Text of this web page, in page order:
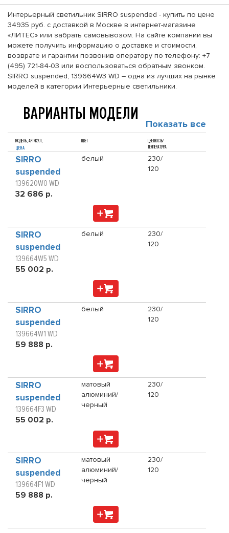
Интерьерный светильник SIRRO suspended - купить по цене
34935 руб. с доставкой в Москве в интернет-магазине
«ЛИТЕС» или забрать самовывозом. На сайте компании вы
можете получить информацию о доставке и стоимости,
возврате и гарантии позвонив оператору по телефону: +7
(495) 721-84-03 или воспользоваться обратным звонком.
SIRRO suspended, 139664W3 WD – одна из лучших на рынке
моделей в категории Интерьерные светильники.
ВАРИАНТЫ МОДЕЛИ Показать все
МОДЕЛЬ, АРТИКУЛ,
ЦЕНА
ЦВЕТ
ЦВЕТНОСТЬ/
ТЕМПЕРАТУРА
SIRRO
suspended
139620W0 WD
32 686 р.
белый
230/
120
SIRRO
suspended
139664W5 WD
55 002 р.
белый
230/
120
SIRRO
suspended
139664W1 WD
59 888 р.
белый
230/
120
SIRRO
suspended
139664F3 WD
55 002 р.
матовый
алюминий/
черный
230/
120
SIRRO
suspended
139664F1 WD
59 888 р.
матовый
алюминий/
черный
230/
120